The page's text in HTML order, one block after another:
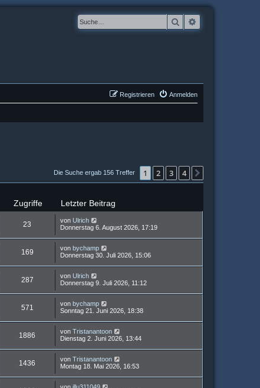
Suche
Anmelden
Registrieren
Die Suche ergab 156 Treffer 1 2 3 4
Zugriffe Letzter Beitrag
23 von Ulrich
Donnerstag 6. August 2026, 17:19
169 von bychamp
Donnerstag 30. Juli 2026, 15:06
287 von Ulrich
Donnerstag 9. Juli 2026, 11:12
571 von bychamp
Sonntag 21. Juni 2026, 18:38
1886 von Tristanantoon
Dienstag 2. Juni 2026, 13:44
1436 von Tristanantoon
Montag 18. Mai 2026, 16:53
von illu311049